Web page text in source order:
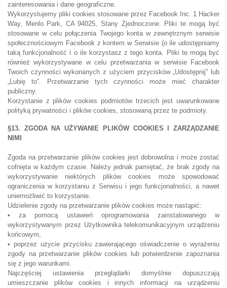
zainteresowania i dane geograficzne.
Wykorzystujemy pliki cookies stosowane przez Facebook Inc. 1 Hacker
Way, Menlo Park, CA 94025, Stany Zjednoczone. Pliki te mogą być
stosowane w celu połączenia Twojego konta w zewnętrznym serwisie
społecznościowym Facebook z kontem w Serwisie (o ile udostępniamy
taką funkcjonalność i o ile korzystasz z tego konta. Pliki te mogą być
również wykorzystywane w celu przetwarzania w serwisie Facebook
Twoich czynności wykonanych z użyciem przycisków „Udostępnij” lub
„Lubię to”. Przetwarzanie tych czynności może mieć charakter
publiczny.
Korzystanie z plików cookies podmiotów trzecich jest uwarunkowane
polityką prywatności i plików cookies, stosowaną przez te podmioty.
§13. ZGODA NA UŻYWANIE PLIKÓW COOKIES I ZARZĄDZANIE
NIMI
Zgoda na przetwarzanie plików cookies jest dobrowolna i może zostać
cofnięta w każdym czasie. Należy jednak pamiętać, że brak zgody na
wykorzystywanie niektórych plików cookies może spowodować
ograniczenia w korzystaniu z Serwisu i jego funkcjonalności, a nawet
uniemożliwić to korzystanie.
Udzielenie zgody na przetwarzanie plików cookies może nastąpić:
• za pomocą ustawień oprogramowania zainstalowanego w
wykorzystywanym przez Użytkownika telekomunikacyjnym urządzeniu
końcowym,
• poprzez użycie przycisku zawierającego oświadczenie o wyrażeniu
zgody na przetwarzanie plików cookies lub potwierdzenie zapoznania
się z jego warunkami.
Najczęściej ustawienia przeglądarki domyślnie dopuszczają
umieszczanie plików cookies i innych informacji na urządzeniu